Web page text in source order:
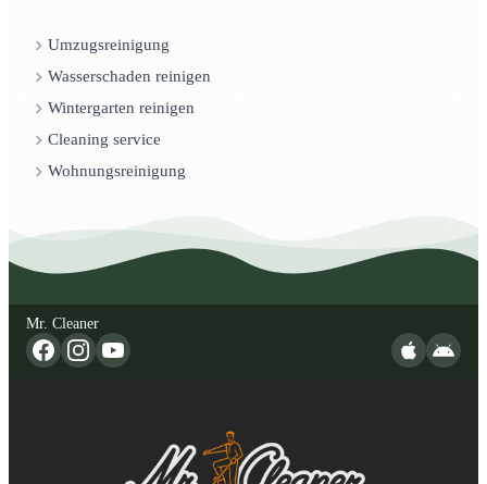
Umzugsreinigung
Wasserschaden reinigen
Wintergarten reinigen
Cleaning service
Wohnungsreinigung
Mr. Cleaner